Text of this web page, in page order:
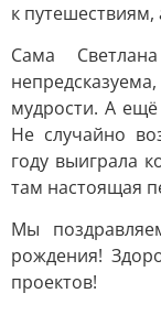
к путешествиям,
Сама
мудрости. А
Не случайно
году выиграла
там настоящая
Мы
рождения!
проектов!